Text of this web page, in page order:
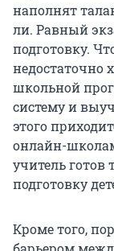
наполнят
ли. Равный
подготовку.
недостаточно
школьной
систему и
этого
онлайн-
учитель готов
подготовку
Кроме того,